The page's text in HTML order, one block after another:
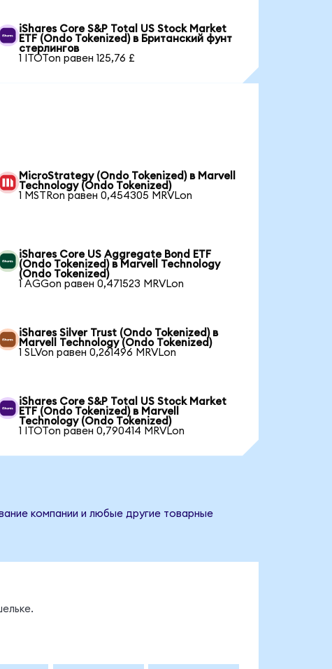
iShares Core S&P Total US Stock Market
ETF (Ondo Tokenized) в Британский фунт
стерлингов
1 ITOTon равен 125,76 £
MicroStrategy (Ondo Tokenized) в Marvell
Technology (Ondo Tokenized)
1 MSTRon равен 0,454305 MRVLon
iShares Core US Aggregate Bond ETF
(Ondo Tokenized) в Marvell Technology
(Ondo Tokenized)
1 AGGon равен 0,471523 MRVLon
iShares Silver Trust (Ondo Tokenized) в
Marvell Technology (Ondo Tokenized)
1 SLVon равен 0,261496 MRVLon
iShares Core S&P Total US Stock Market
ETF (Ondo Tokenized) в Marvell
Technology (Ondo Tokenized)
1 ITOTon равен 0,790414 MRVLon
компании и любые другие товарные